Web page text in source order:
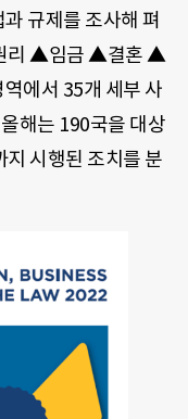
규제를 조사해 펴
리 ▲임금 ▲결혼 ▲
에서 35개 세부 사
해는 190국을 대상
시행된 조치를 분